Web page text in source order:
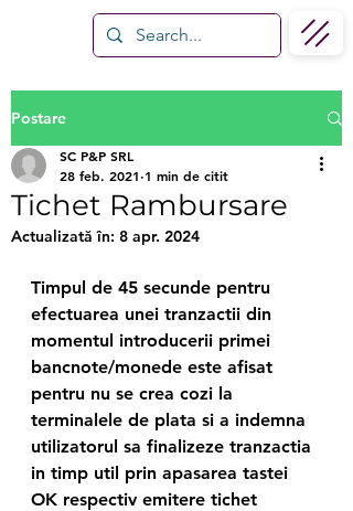
Postare
Tichet Rambursare
SC P&P SRL
28 feb. 2021 1 min de citit
Actualizată în: 8 apr. 2024
Timpul de 45 secunde pentru
efectuarea unei tranzactii din
momentul introducerii primei
bancnote/monede este afisat
pentru nu se crea cozi la
terminalele de plata si a indemna
utilizatorul sa finalizeze tranzactia
in timp util prin apasarea tastei
OK respectiv emitere tichet